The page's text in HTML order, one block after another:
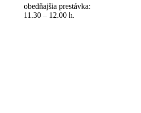
obedňajšia prestávka:
11.30 – 12.00 h.